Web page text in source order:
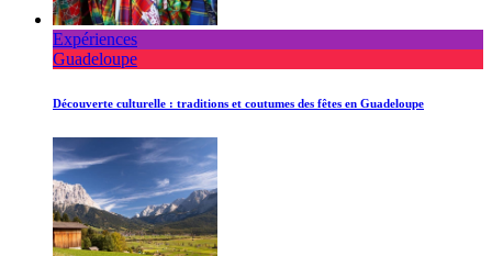
Expériences
Guadeloupe
Découverte culturelle : traditions et coutumes des fêtes en Guadeloupe